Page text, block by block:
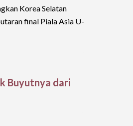
Korea Selatan
final Piala Asia U-
Buyutnya dari